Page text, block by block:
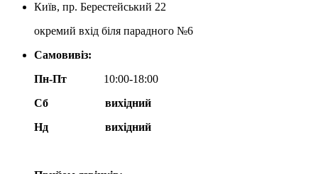
Київ, пр. Берестейський 22
окремий вхід біля парадного №6
Самовивіз:
Пн-Пт
10:00-18:00
Сб
вихідний
Нд
вихідний